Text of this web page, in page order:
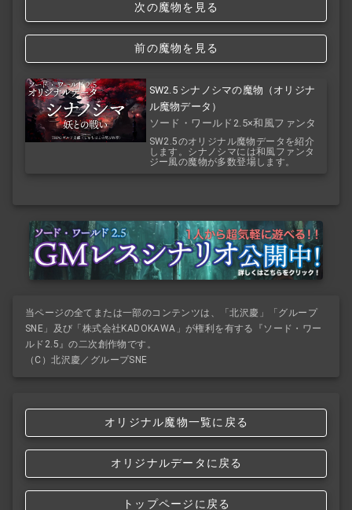
次の魔物を見る
前の魔物を見る
SW2.5 シナノシマの魔物（オリジナ
ル魔物データ）
ソード・ワールド2.5×和風ファンタ
ジー
SW2.5のオリジナル魔物データを紹介
します。シナノシマには和風ファンタ
ジー風の魔物が多数登場します。
当ページの全てまたは一部のコンテンツは、「北沢慶」「グループ
SNE」及び「株式会社KADOKAWA」が権利を有する『ソード・ワー
ルド2.5』の二次創作物です。
（C）北沢慶／グループSNE
オリジナル魔物一覧に戻る
オリジナルデータに戻る
トップページに戻る